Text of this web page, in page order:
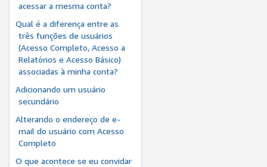
acessar a mesma conta?
Qual é a diferença entre as
três funções de usuários
(Acesso Completo, Acesso a
Relatórios e Acesso Básico)
associadas à minha conta?
Adicionando um usuário
secundário
Alterando o endereço de e-
mail do usuário com Acesso
Completo
O que acontece se eu convidar